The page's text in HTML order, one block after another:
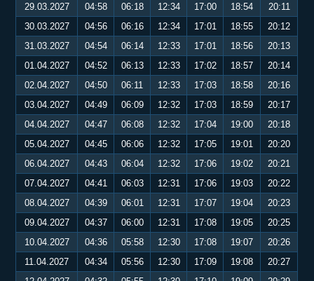
29.03.2027
04:58 06:18 12:34 17:00 18:54
20:11
30.03.2027
04:56 06:16 12:34 17:01 18:55
20:12
31.03.2027
04:54 06:14 12:33 17:01 18:56
20:13
01.04.2027
04:52 06:13 12:33 17:02 18:57
20:14
02.04.2027
04:50 06:11 12:33 17:03 18:58
20:16
03.04.2027
04:49 06:09 12:32 17:03 18:59
20:17
04.04.2027
04:47 06:08 12:32 17:04 19:00
20:18
05.04.2027
04:45 06:06 12:32 17:05 19:01
20:20
06.04.2027
04:43 06:04 12:32 17:06 19:02
20:21
07.04.2027
04:41 06:03 12:31 17:06 19:03
20:22
08.04.2027
04:39 06:01 12:31 17:07 19:04
20:23
09.04.2027
04:37 06:00 12:31 17:08 19:05
20:25
10.04.2027
04:36 05:58 12:30 17:08 19:07
20:26
11.04.2027
04:34 05:56 12:30 17:09 19:08
20:27